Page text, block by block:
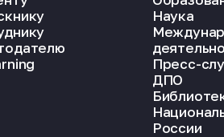
Наука
Пресс-
ДПО
России